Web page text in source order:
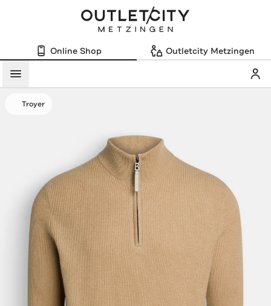
Online Shop Outletcity Metzingen
Menü
Troyer